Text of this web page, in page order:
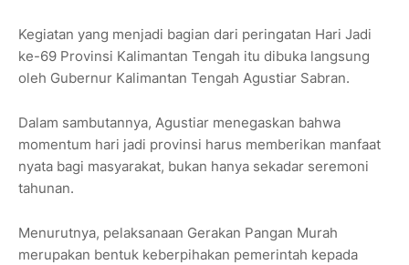
Kegiatan yang menjadi bagian dari peringatan Hari Jadi
ke-69 Provinsi Kalimantan Tengah itu dibuka langsung
oleh Gubernur Kalimantan Tengah Agustiar Sabran.
Dalam sambutannya, Agustiar menegaskan bahwa
momentum hari jadi provinsi harus memberikan manfaat
nyata bagi masyarakat, bukan hanya sekadar seremoni
tahunan.
Menurutnya, pelaksanaan Gerakan Pangan Murah
merupakan bentuk keberpihakan pemerintah kepada